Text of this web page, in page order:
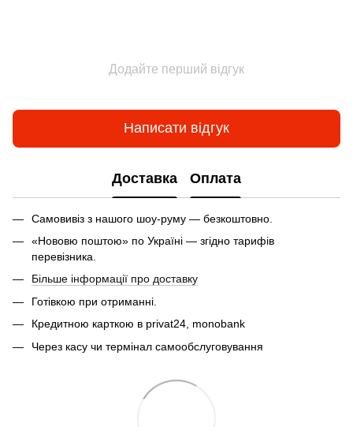
Додайте перший відгук
Написати відгук
Доставка Оплата
Самовивіз з нашого шоу-руму — безкоштовно.
«Нововю поштою» по Україні — згідно тарифів
перевізника.
Більше інформації про доставку
Готівкою при отриманні.
Кредитною карткою в privat24, monobank
Через касу чи термінал самообслуговування